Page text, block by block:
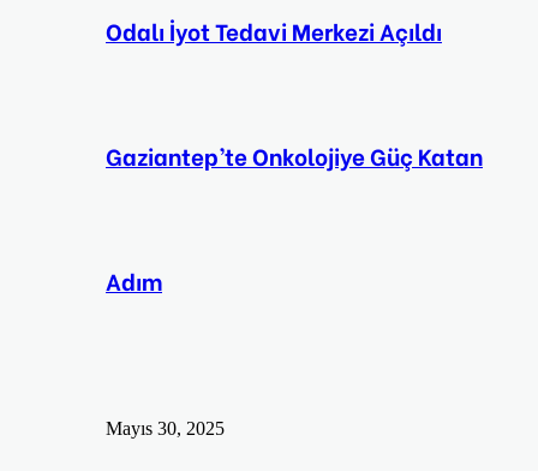
Odalı İyot Tedavi Merkezi Açıldı
Gaziantep’te Onkolojiye Güç Katan
Adım
Mayıs 30, 2025